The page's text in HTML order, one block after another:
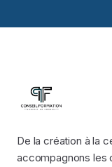
De la création à la
accompagnons les